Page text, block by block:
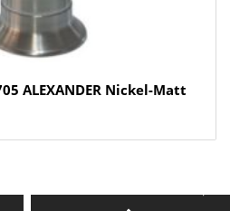
ALEXANDER Nickel-Matt